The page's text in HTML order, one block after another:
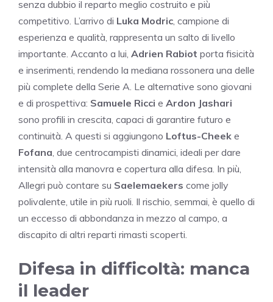
senza dubbio il reparto meglio costruito e più
competitivo. L’arrivo di Luka Modric , campione di
esperienza e qualità, rappresenta un salto di livello
importante. Accanto a lui, Adrien Rabiot porta fisicità
e inserimenti, rendendo la mediana rossonera una delle
più complete della Serie A. Le alternative sono giovani
e di prospettiva: Samuele Ricci e Ardon Jashari
sono profili in crescita, capaci di garantire futuro e
continuità. A questi si aggiungono Loftus-Cheek e
Fofana , due centrocampisti dinamici, ideali per dare
intensità alla manovra e copertura alla difesa. In più,
Allegri può contare su Saelemaekers come jolly
polivalente, utile in più ruoli. Il rischio, semmai, è quello di
un eccesso di abbondanza in mezzo al campo, a
discapito di altri reparti rimasti scoperti.
Difesa in difficoltà: manca
il leader